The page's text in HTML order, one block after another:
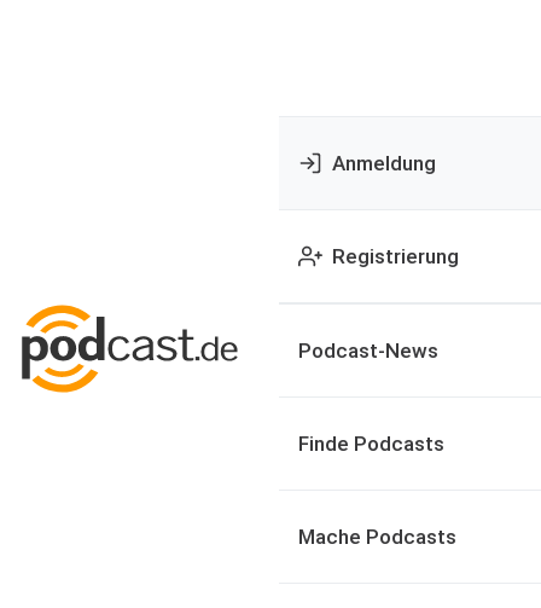
Anmeldung
Registrierung
Podcast-News
Finde Podcasts
Mache Podcasts